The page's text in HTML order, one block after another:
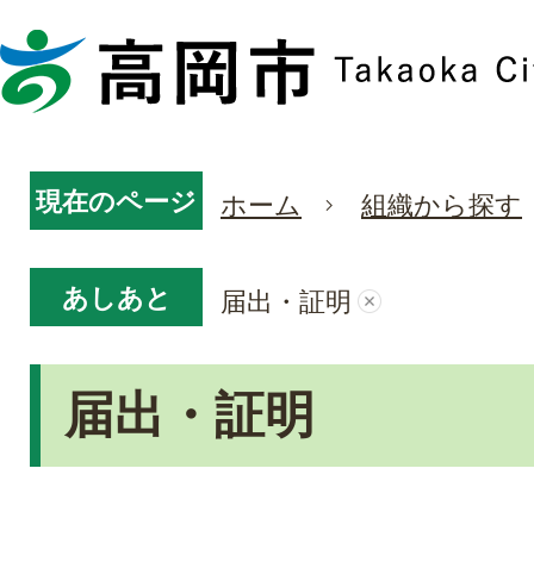
現在のページ ホーム 組織から探す
あしあと 届出・証明
届出・証明